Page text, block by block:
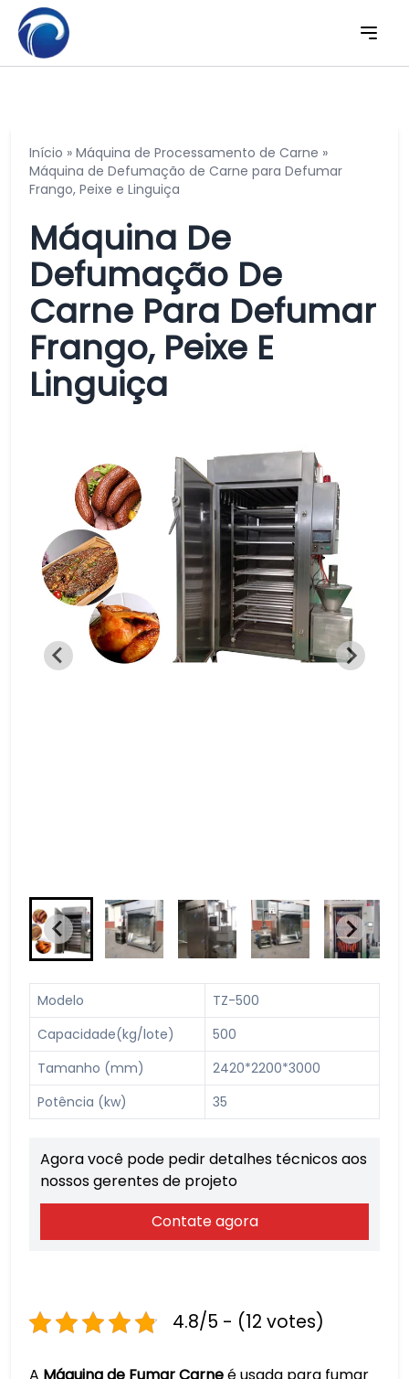
Início » Máquina de Processamento de Carne »
Máquina de Defumação de Carne para Defumar
Frango, Peixe e Linguiça
Máquina De
Defumação De
Carne Para Defumar
Frango, Peixe E
Linguiça
Modelo
TZ-500
Capacidade(kg/lote)
500
Tamanho (mm)
2420*2200*3000
Potência (kw)
35
Agora você pode pedir detalhes técnicos aos
nossos gerentes de projeto
Contate agora
4.8/5 - (12 votes)